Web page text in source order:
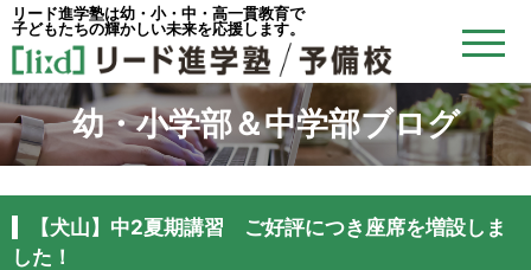
リード進学塾は幼・小・中・高一貫教育で
子どもたちの輝かしい未来を応援します。
幼・小学部＆中学部ブログ
【犬山】中2夏期講習 ご好評につき座席を増設しま
した！